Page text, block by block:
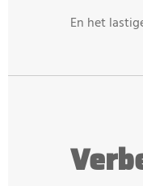
En het